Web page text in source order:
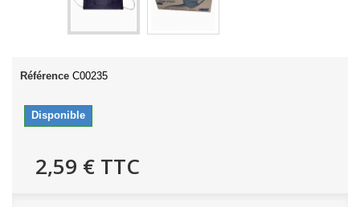
Référence C00235
Disponible
2,59 € TTC